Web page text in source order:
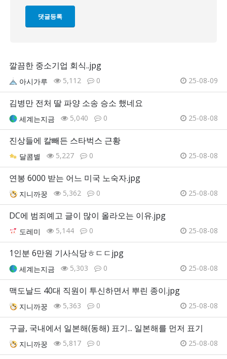
깔끔한 중소기업 회식..jpg
아시가루 5,112 0 25-08-09
김병만 전처 딸 파양 소송 승소 했네요
세계는지금 5,040 0 25-08-08
진상들에 칼빼든 스타벅스 근황
달콤별 5,227 0 25-08-08
연봉 6000 받는 어느 미국 노숙자.jpg
지니까꿍 5,362 0 25-08-08
DC에 범죄예고 글이 많이 올라오는 이유.jpg
도레미 5,144 0 25-08-08
1인분 6만원 기사식당ㅎㄷㄷjpg
세계는지금 5,303 0 25-08-08
맥도날드 40대 직원이 투신하면서 뿌린 종이.jpg
지니까꿍 5,363 0 25-08-08
구글, 국내에서 일본해(동해) 표기... 일본해를 먼저 표기
지니까꿍 5,817 0 25-08-08